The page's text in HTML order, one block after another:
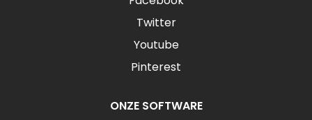
Twitter
Youtube
Pinterest
ONZE SOFTWARE